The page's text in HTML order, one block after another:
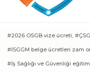
#2026 OSGB vize ücreti,
#İSGGM belge ücretleri zam
#İş Sağlığı ve Güvenliği